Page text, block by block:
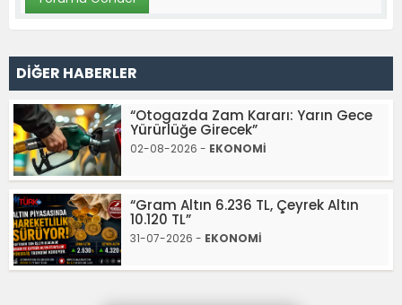
DİĞER HABERLER
“Otogazda Zam Kararı: Yarın Gece
Yürürlüğe Girecek”
02-08-2026 - EKONOMİ
“Gram Altın 6.236 TL, Çeyrek Altın
10.120 TL”
31-07-2026 - EKONOMİ